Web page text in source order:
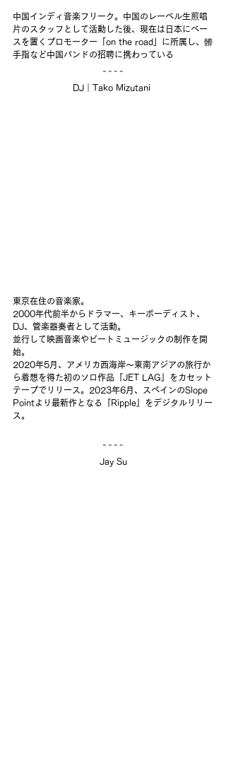
中国インディ音楽フリーク。中国のレーベル生煎唱
片のスタッフとして活動した後、現在は日本にベー
スを置くプロモーター「on the road」に所属し、髒
手指など中国バンドの招聘に携わっている
DJ｜Tako Mizutani
東京在住の音楽家。
2000年代前半からドラマー、キーボーディスト、
DJ、管楽器奏者として活動。
並行して映画音楽やビートミュージックの制作を開
始。
2020年5月、アメリカ西海岸〜東南アジアの旅行か
ら着想を得た初のソロ作品『JET LAG』をカセット
テープでリリース。2023年6月、スペインのSlope
Pointより最新作となる『Ripple』をデジタルリリー
ス。
Jay Su